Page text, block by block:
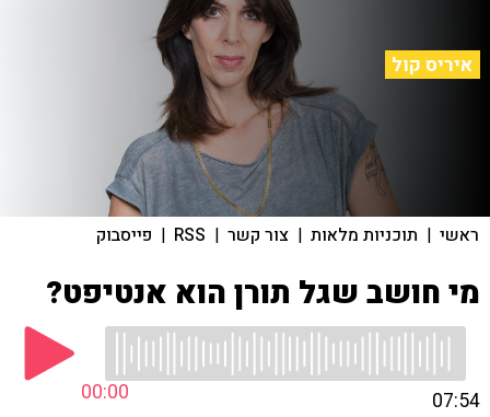
איריס קול
ראשי | תוכניות מלאות | צור קשר |
RSS
| פייסבוק
מי חושב שגל תורן הוא אנטיפט?
00:00 07:54